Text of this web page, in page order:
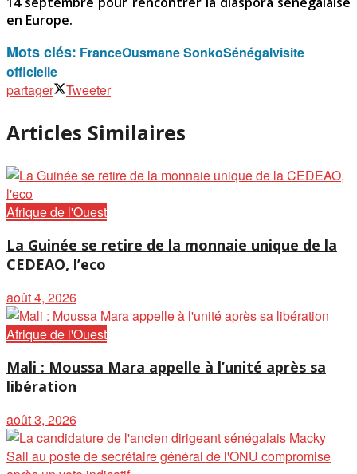
en Europe.
Mots clés: FranceOusmane SonkoSénégalvisite
officielle
partager
Tweeter
Articles Similaires
Afrique de l'Ouest
La Guinée se retire de la monnaie unique de la
CEDEAO, l’eco
août 4, 2026
Afrique de l'Ouest
Mali : Moussa Mara appelle à l’unité après sa
libération
août 3, 2026